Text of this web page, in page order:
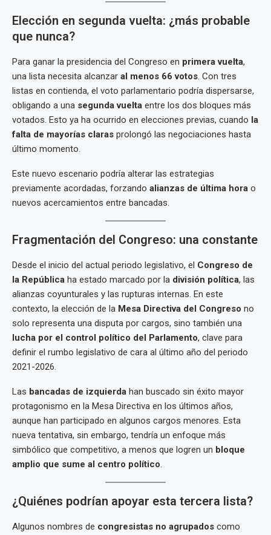
Elección en segunda vuelta: ¿más probable
que nunca?
Para ganar la presidencia del Congreso en primera vuelta,
una lista necesita alcanzar al menos 66 votos. Con tres
listas en contienda, el voto parlamentario podría dispersarse,
obligando a una segunda vuelta entre los dos bloques más
votados. Esto ya ha ocurrido en elecciones previas, cuando la
falta de mayorías claras prolongó las negociaciones hasta
último momento.
Este nuevo escenario podría alterar las estrategias
previamente acordadas, forzando alianzas de última hora o
nuevos acercamientos entre bancadas.
Fragmentación del Congreso: una constante
Desde el inicio del actual periodo legislativo, el Congreso de
la República ha estado marcado por la división política, las
alianzas coyunturales y las rupturas internas. En este
contexto, la elección de la Mesa Directiva del Congreso no
solo representa una disputa por cargos, sino también una
lucha por el control político del Parlamento, clave para
definir el rumbo legislativo de cara al último año del periodo
2021-2026.
Las bancadas de izquierda han buscado sin éxito mayor
protagonismo en la Mesa Directiva en los últimos años,
aunque han participado en algunos cargos menores. Esta
nueva tentativa, sin embargo, tendría un enfoque más
simbólico que competitivo, a menos que logren un bloque
amplio que sume al centro político.
¿Quiénes podrían apoyar esta tercera lista?
Algunos nombres de congresistas no agrupados como